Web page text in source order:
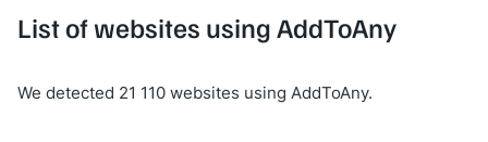
List of websites using AddToAny
We detected 21 110 websites using AddToAny.